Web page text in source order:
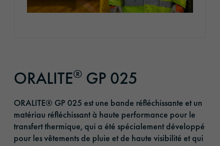
ORALITE® GP 025
ORALITE® GP 025 est une bande réfléchissante et un
matériau réfléchissant à haute performance pour le
transfert thermique, qui a été spécialement développé
pour les vêtements de pluie et de haute visibilité et qui